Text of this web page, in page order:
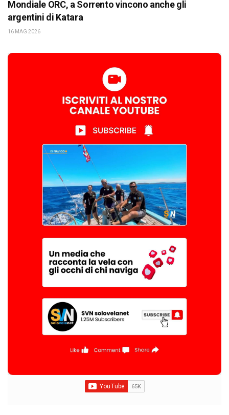
Mondiale ORC, a Sorrento vincono anche gli
argentini di Katara
16 MAG 2026